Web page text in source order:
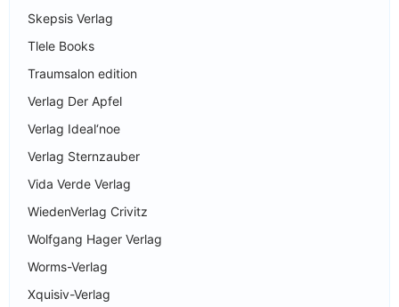
Skepsis Verlag
Tlele Books
Traumsalon edition
Verlag Der Apfel
Verlag Ideal‘noe
Verlag Sternzauber
Vida Verde Verlag
WiedenVerlag Crivitz
Wolfgang Hager Verlag
Worms-Verlag
Xquisiv-Verlag